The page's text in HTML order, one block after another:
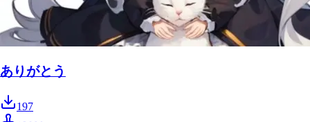
ありがとう
197